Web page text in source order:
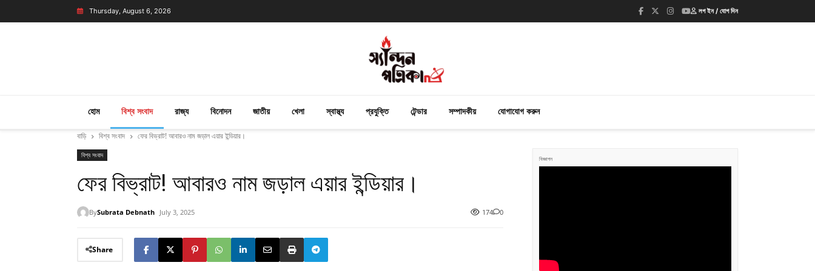
Thursday, August 6, 2026 লগ ইন / যোগ দিন
হোম বিশ্ব সংবাদ রাজ্য বিনোদন জাতীয় খেলা স্বাস্থ্য প্রযুক্তি টেন্ডার সম্পাদকীয় যোগাযোগ করুন
বাড়ি বিশ্ব সংবাদ ফের বিভ্রাট! আবারও নাম জড়াল এয়ার ইন্ডিয়ার।
বিশ্ব সংবাদ
ফের বিভ্রাট! আবারও নাম জড়াল এয়ার ইন্ডিয়ার।
BySubrata Debnath July 3, 2025 174 0
Share
বিজ্ঞাপন